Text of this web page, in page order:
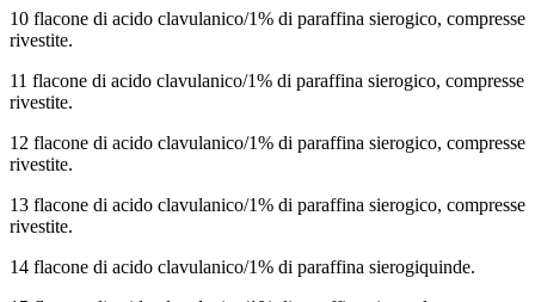
10 flacone di acido clavulanico/1% di paraffina sierogico, compresse
rivestite.
11 flacone di acido clavulanico/1% di paraffina sierogico, compresse
rivestite.
12 flacone di acido clavulanico/1% di paraffina sierogico, compresse
rivestite.
13 flacone di acido clavulanico/1% di paraffina sierogico, compresse
rivestite.
14 flacone di acido clavulanico/1% di paraffina sierogiquinde.